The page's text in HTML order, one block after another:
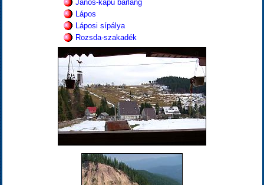
János-kapu barlang
Lápos
Láposi sípálya
Rozsda-szakadék